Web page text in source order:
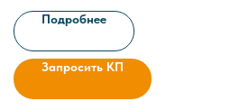
Технические условия:
05608841-2012
Рабочее давление:до 25 МПа
Подробнее
Запросить КП